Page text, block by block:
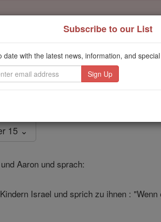
of the Rosary
3 Mose
15 ⌄
Aaron und sprach:
Israel und sprich zu ihnen :
Subscribe to our List
date with the latest news, information, and